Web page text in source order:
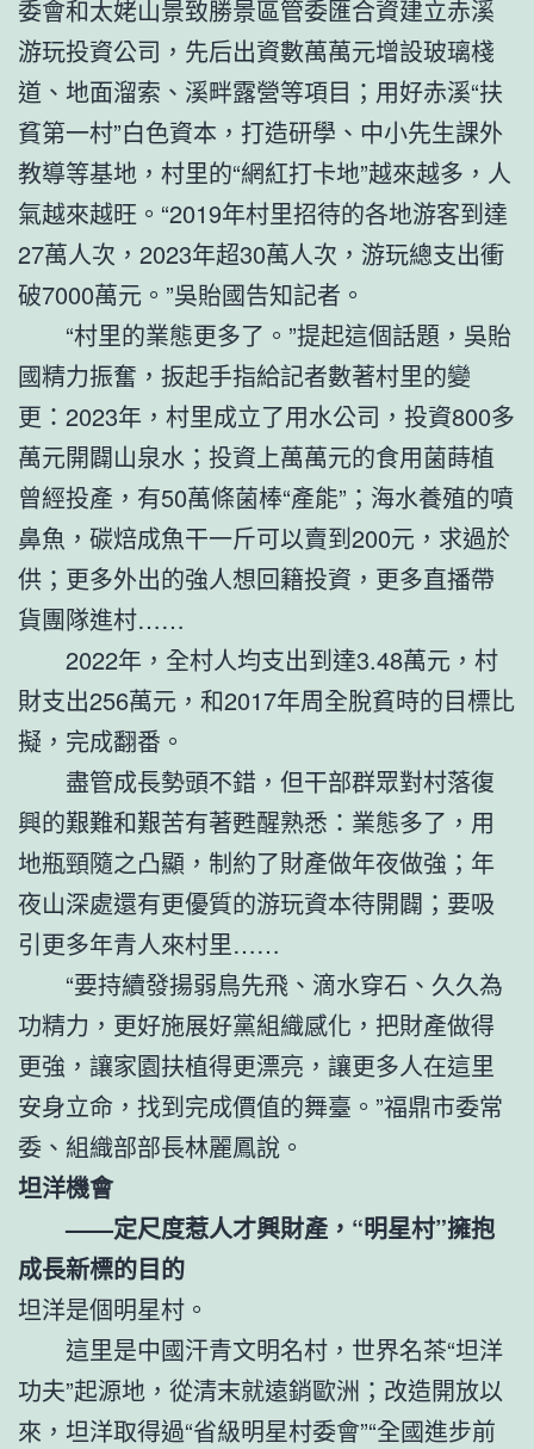
委會和太姥山景致勝景區管委匯合資建立赤溪
游玩投資公司，先后出資數萬萬元增設玻璃棧
道、地面溜索、溪畔露營等項目；用好赤溪“扶
貧第一村”白色資本，打造研學、中小先生課外
教導等基地，村里的“網紅打卡地”越來越多，人
氣越來越旺。“2019年村里招待的各地游客到達
27萬人次，2023年超30萬人次，游玩總支出衝
破7000萬元。”吳貽國告知記者。
“村里的業態更多了。”提起這個話題，吳貽
國精力振奮，扳起手指給記者數著村里的變
更：2023年，村里成立了用水公司，投資800多
萬元開闢山泉水；投資上萬萬元的食用菌蒔植
曾經投產，有50萬條菌棒“產能”；海水養殖的噴
鼻魚，碳焙成魚干一斤可以賣到200元，求過於
供；更多外出的強人想回籍投資，更多直播帶
貨團隊進村……
2022年，全村人均支出到達3.48萬元，村
財支出256萬元，和2017年周全脫貧時的目標比
擬，完成翻番。
盡管成長勢頭不錯，但干部群眾對村落復
興的艱難和艱苦有著甦醒熟悉：業態多了，用
地瓶頸隨之凸顯，制約了財產做年夜做強；年
夜山深處還有更優質的游玩資本待開闢；要吸
引更多年青人來村里……
“要持續發揚弱鳥先飛、滴水穿石、久久為
功精力，更好施展好黨組織感化，把財產做得
更強，讓家園扶植得更漂亮，讓更多人在這里
安身立命，找到完成價值的舞臺。”福鼎市委常
委、組織部部長林麗鳳說。
坦洋機會
——定尺度惹人才興財產，“明星村”擁抱
成長新標的目的
坦洋是個明星村。
這里是中國汗青文明名村，世界名茶“坦洋
功夫”起源地，從清末就遠銷歐洲；改造開放以
來，坦洋取得過“省級明星村委會”“全國進步前